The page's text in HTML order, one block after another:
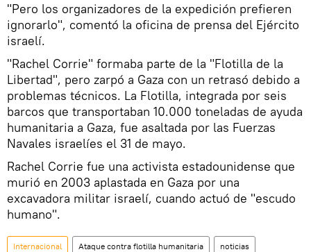
"Pero los organizadores de la expedición prefieren
ignorarlo", comentó la oficina de prensa del Ejército
israelí.
"Rachel Corrie" formaba parte de la "Flotilla de la
Libertad", pero zarpó a Gaza con un retrasó debido a
problemas técnicos. La Flotilla, integrada por seis
barcos que transportaban 10.000 toneladas de ayuda
humanitaria a Gaza, fue asaltada por las Fuerzas
Navales israelíes el 31 de mayo.
Rachel Corrie fue una activista estadounidense que
murió en 2003 aplastada en Gaza por una
excavadora militar israelí, cuando actuó de "escudo
humano".
Internacional Ataque contra flotilla humanitaria noticias